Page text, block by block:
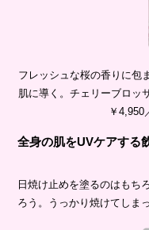
フレッシュな桜の香りに包
肌に導く。チェリーブロッ
￥4,950
全身の肌をUVケアする
日焼け止めを塗るのはもち
ろう。うっかり焼けてしま